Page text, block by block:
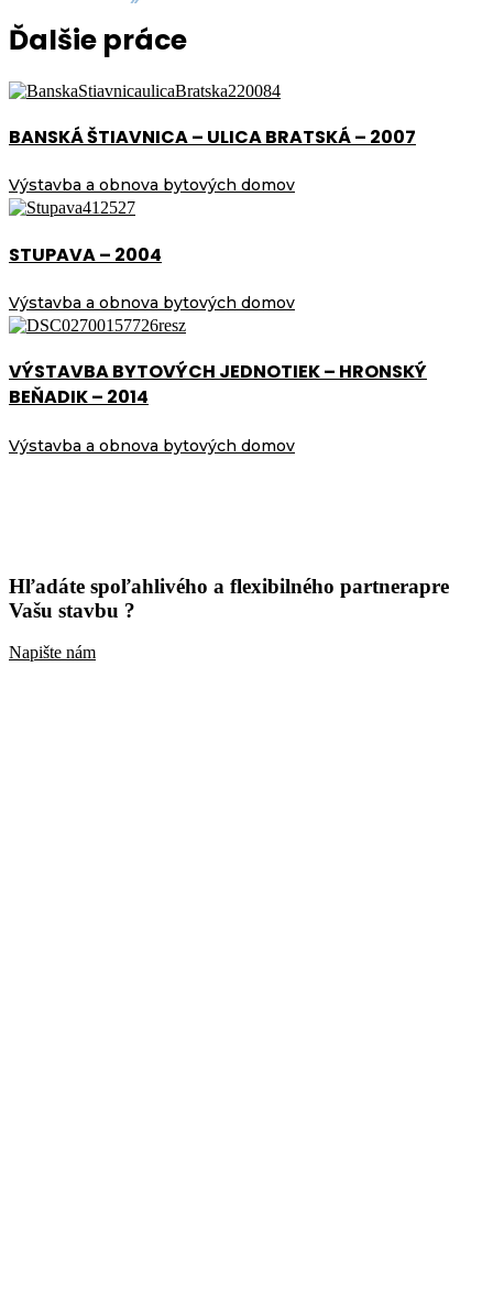
Ďalšie práce
BANSKÁ ŠTIAVNICA – ULICA BRATSKÁ – 2007
Výstavba a obnova bytových domov
STUPAVA – 2004
Výstavba a obnova bytových domov
VÝSTAVBA BYTOVÝCH JEDNOTIEK – HRONSKÝ
BEŇADIK – 2014
Výstavba a obnova bytových domov
Hľadáte spoľahlivého a flexibilného partnerapre
Vašu stavbu ?
Napište nám